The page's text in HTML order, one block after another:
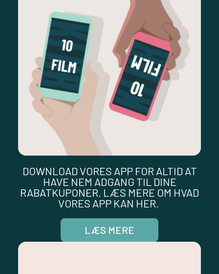
DOWNLOAD VORES APP FOR ALTID AT
HAVE NEM ADGANG TIL DINE
RABATKUPONER. LÆS MERE OM HVAD
VORES APP KAN HER.
LÆS MERE